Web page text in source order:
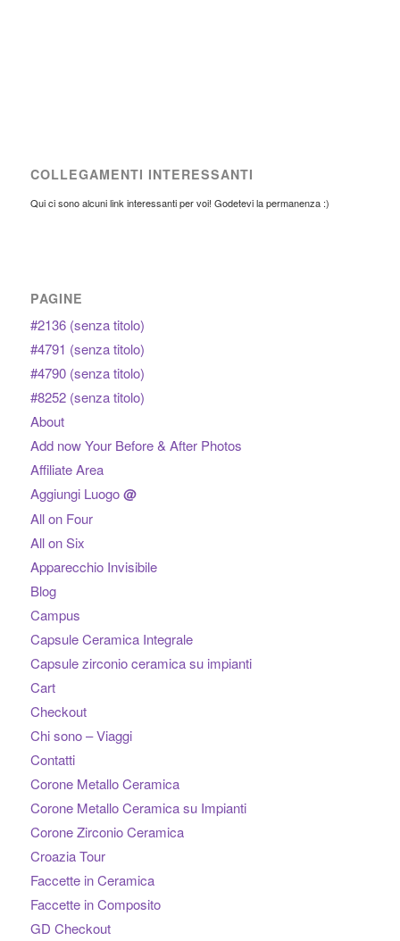
COLLEGAMENTI INTERESSANTI
Qui ci sono alcuni link interessanti per voi! Godetevi la permanenza :)
PAGINE
#2136 (senza titolo)
#4791 (senza titolo)
#4790 (senza titolo)
#8252 (senza titolo)
About
Add now Your Before & After Photos
Affiliate Area
Aggiungi Luogo@
All on Four
All on Six
Apparecchio Invisibile
Blog
Campus
Capsule Ceramica Integrale
Capsule zirconio ceramica su impianti
Cart
Checkout
Chi sono – Viaggi
Contatti
Corone Metallo Ceramica
Corone Metallo Ceramica su Impianti
Corone Zirconio Ceramica
Croazia Tour
Faccette in Ceramica
Faccette in Composito
GD Checkout